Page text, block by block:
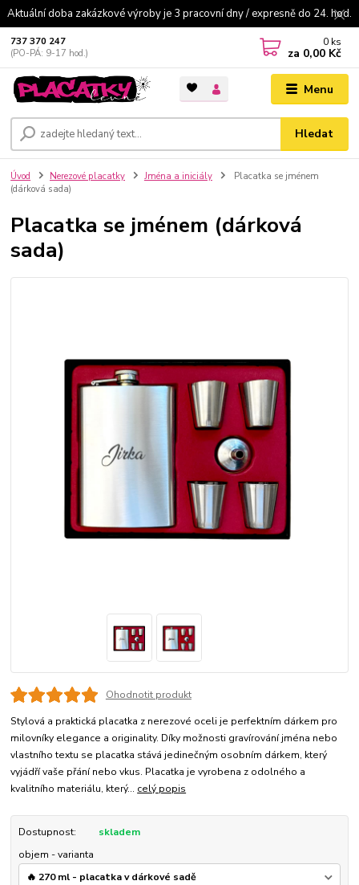
Aktuální doba zakázkové výroby je 3 pracovní dny / expresně do 24. hod.
Menu
Hledat
737 370 247
(PO-PÁ: 9-17 hod.)
0 ks
za 0,00 Kč
Úvod Nerezové placatky Jména a iniciály
Placatka se jménem
(dárková sada)
Placatka se jménem (dárková
sada)
Ohodnotit produkt
Stylová a praktická placatka z nerezové oceli je perfektním dárkem pro
milovníky elegance a originality. Díky možnosti gravírování jména nebo
vlastního textu se placatka stává jedinečným osobním dárkem, který
vyjádří vaše přání nebo vkus. Placatka je vyrobena z odolného a
kvalitního materiálu, který... celý popis
Dostupnost:
skladem
objem - varianta